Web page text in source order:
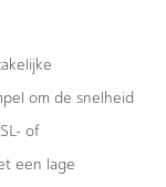
om de snelheid
of
een lage